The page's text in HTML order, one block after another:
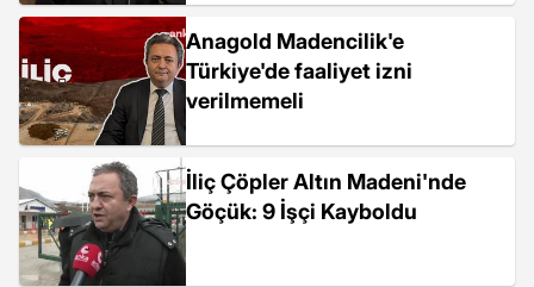
Anagold Madencilik'e
Türkiye'de faaliyet izni
verilmemeli
İliç Çöpler Altın Madeni'nde
Göçük: 9 İşçi Kayboldu